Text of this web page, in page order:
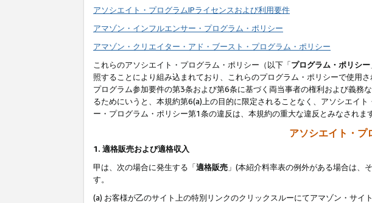
アソシエイト・プログラムIPライセンスおよび利用要件
アマゾン・インフルエンサー・プログラム・ポリシー
アマゾン・クリエイター・アド・ブースト・プログラム・ポリシー
これらのアソシエイト・プログラム・ポリシー（以下「プログラム・ポリシー
照することにより組み込まれており、これらのプログラム・ポリシーで使用
プログラム参加要件の第3条および第6条に基づく両当事者の権利および義務
るためにいうと、本規約第6(a)上の目的に限定されることなく、アソシエイ
ー・プログラム・ポリシー第1条の違反は、本規約の重大な違反とみなされます
アソシエイト・プ
1. 適格販売および適格収入
甲は、次の場合に発生する「適格販売 」(本紹介料率表の例外がある場合は、
す。
(a) お客様が乙のサイト上の特別リンクのクリックスルーにてアマゾン・サイ